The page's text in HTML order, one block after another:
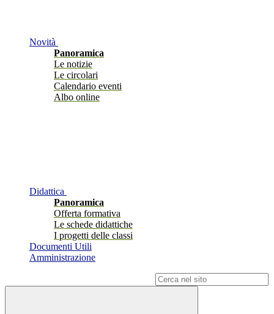
Novità
Panoramica
Le notizie
Le circolari
Calendario eventi
Albo online
Didattica
Panoramica
Offerta formativa
Le schede didattiche
I progetti delle classi
Documenti Utili
Amministrazione